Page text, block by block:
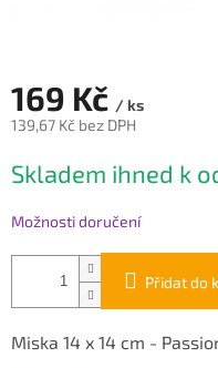
169 Kč / ks
139,67 Kč bez DPH
cena:
Skladem ihned k
Možnosti doručení
Přidat do
Miska 14 x 14 cm -